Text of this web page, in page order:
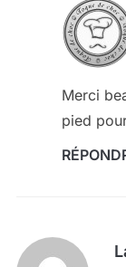
Merci
pied